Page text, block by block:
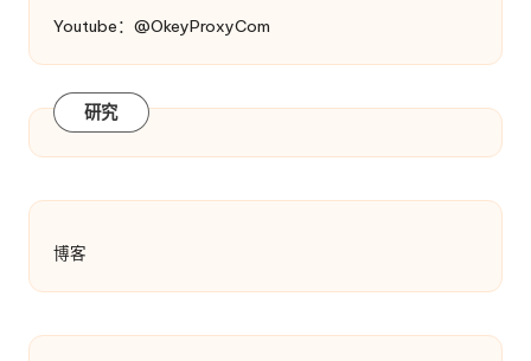
Youtube：@OkeyProxyCom
研究
博客